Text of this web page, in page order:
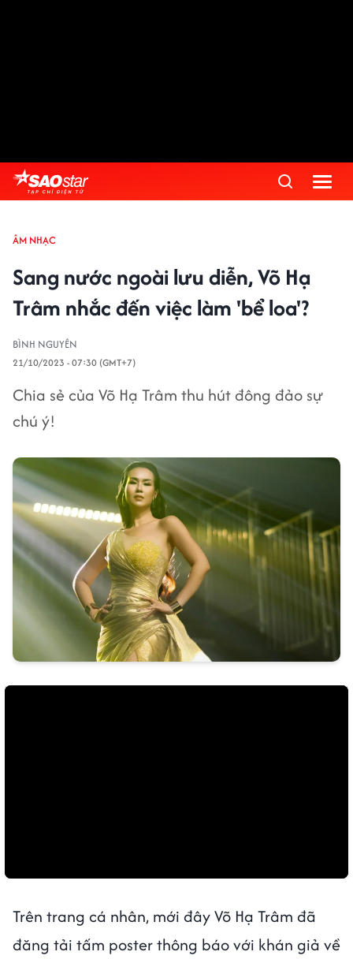
ÂM NHẠC
Sang nước ngoài lưu diễn, Võ Hạ
Trâm nhắc đến việc làm 'bể loa'?
BÌNH NGUYÊN
21/10/2023 - 07:30 (GMT+7)
Chia sẻ của Võ Hạ Trâm thu hút đông đảo sự
chú ý!
Trên trang cá nhân, mới đây Võ Hạ Trâm đã
đăng tải tấm poster thông báo với khán giả về